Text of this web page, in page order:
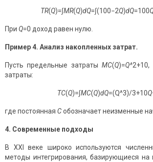
TR(Q)=∫MR(Q)dQ=∫(100−2Q)dQ=100
При Q=0 доход равен нулю.
Пример 4. Анализ накопленных затрат.
Пусть предельные затратыMC(Q)=Q^2+10,
затраты:
TC(Q)=∫MC(Q)dQ=(Q^3)/3+10Q
где постоянная Cобозначает неизменные
4. Современные подходы
В XXI веке широко используются
методы интегрирования, базирующиеся на